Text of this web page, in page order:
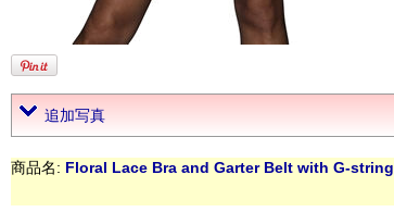
追加写真
商品名: Floral Lace Bra and Garter Belt with G-string